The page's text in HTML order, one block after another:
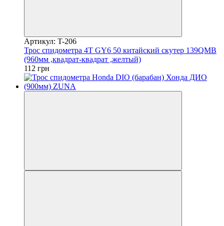
Артикул: T-206
Трос спидометра 4T GY6 50 китайский скутер 139QMB
(960мм ,квадрат-квадрат ,желтый)
112 грн